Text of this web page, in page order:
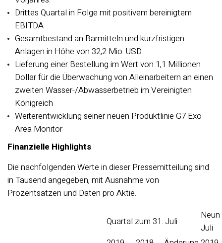
Drittes Quartal in Folge mit positivem bereinigtem
EBITDA
Gesamtbestand an Barmitteln und kurzfristigen
Anlagen in Höhe von 32,2 Mio. USD
Lieferung einer Bestellung im Wert von 1,1 Millionen
Dollar für die Überwachung von Alleinarbeitern an einen
zweiten Wasser-/Abwasserbetrieb im Vereinigten
Königreich
Weiterentwicklung seiner neuen Produktlinie G7 Exo
Area Monitor
Finanzielle Highlights
Die nachfolgenden Werte in dieser Pressemitteilung sind
in Tausend angegeben, mit Ausnahme von
Prozentsätzen und Daten pro Aktie.
Quartal zum 31. Juli
Juli